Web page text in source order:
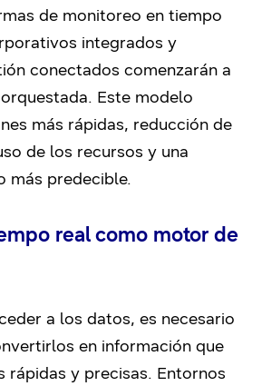
de monitoreo en tiempo
integrados y
conectados comenzarán a
Este modelo
más rápidas, reducción de
de los recursos y una
más predecible.
real como motor de
a los datos, es necesario
en información que
rápidas y precisas. Entornos